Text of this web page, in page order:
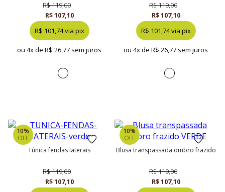
R$ 119,00
R$ 107,10
R$ 101,74 via pix
ou 4x de R$ 26,77 sem juros
R$ 119,00
R$ 107,10
R$ 101,74 via pix
ou 4x de R$ 26,77 sem juros
10%
OFF
túnica fendas laterais
R$ 119,00
R$ 107,10
10%
OFF
blusa transpassada ombro frazido
R$ 119,00
R$ 107,10